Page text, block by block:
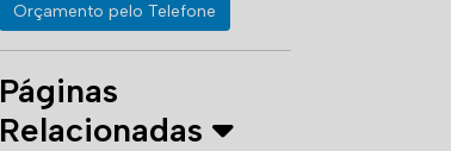
Orçamento pelo Telefone
Páginas
Relacionadas